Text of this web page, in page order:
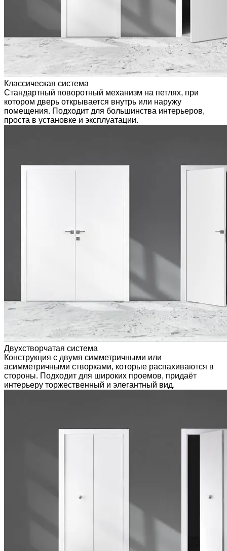
Классическая система
Стандартный поворотный механизм на петлях, при
котором дверь открывается внутрь или наружу
помещения. Подходит для большинства интерьеров,
проста в установке и эксплуатации.
Двухстворчатая система
Конструкция с двумя симметричными или
асимметричными створками, которые распахиваются в
стороны. Подходит для широких проемов, придаёт
интерьеру торжественный и элегантный вид.